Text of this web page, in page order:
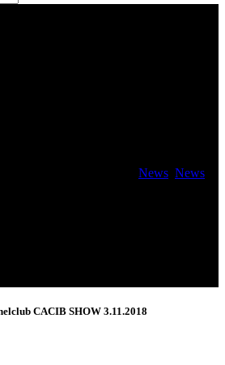
News News
CACIB SHOW 3.11.2018